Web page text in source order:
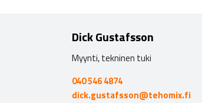
Dick Gustafsson
Myynti, tekninen tuki
040 546 4874
dick.gustafsson@tehomix.fi